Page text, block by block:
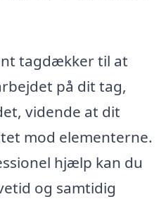
tagdækker til at
på dit tag,
vidende at dit
mod elementerne.
hjælp kan du
og samtidig